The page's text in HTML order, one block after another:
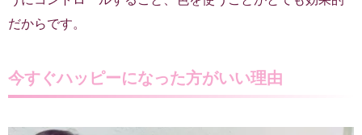
だからです。
今すぐハッピーになった方がいい理由